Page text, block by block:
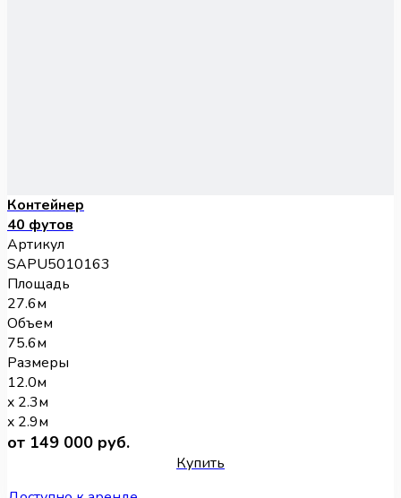
Контейнер
40 футов
Артикул
SAPU5010163
Площадь
27.6м
Объем
75.6м
Размеры
12.0м
x 2.3м
x 2.9м
от 149 000 руб.
Купить